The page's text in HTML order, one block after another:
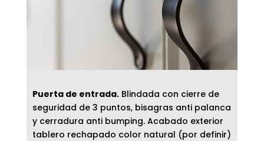
Puerta de entrada.Blindada con cierre de
seguridad de 3 puntos, bisagras anti palanca
y cerradura anti bumping. Acabado exterior
tablero rechapado color natural (por definir)